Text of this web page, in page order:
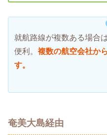
就航路線が複数ある場合は
便利。 複数の航空会社か
す。
奄美大島経由